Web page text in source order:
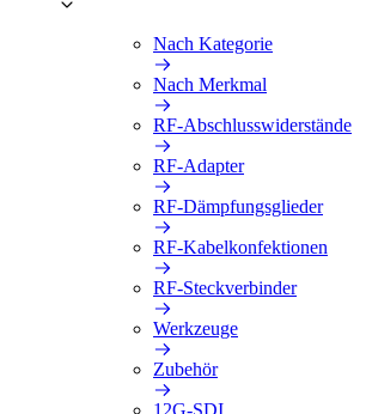
Nach Kategorie
Nach Merkmal
RF-Abschlusswiderstände
RF-Adapter
RF-Dämpfungsglieder
RF-Kabelkonfektionen
RF-Steckverbinder
Werkzeuge
Zubehör
12G-SDI